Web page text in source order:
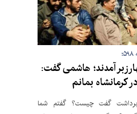
آمدند؛ هاشمی گفت:
کرمانشاه بمانم
گفت چیست؟ گفتم شما